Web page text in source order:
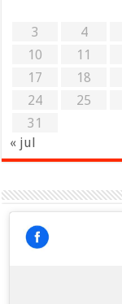
3
4
10
11
17
18
24
25
31
« jul